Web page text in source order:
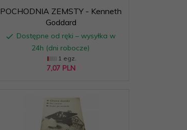
POCHODNIA ZEMSTY - Kenneth
Goddard
Dostępne od ręki – wysyłka w
24h (dni robocze)
1 egz.
7,07 PLN